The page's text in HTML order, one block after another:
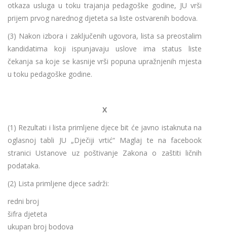
otkaza usluga u toku trajanja pedagoške godine, JU vrši
prijem prvog narednog djeteta sa liste ostvarenih bodova.
(3) Nakon izbora i zaključenih ugovora, lista sa preostalim
kandidatima koji ispunjavaju uslove ima status liste
čekanja sa koje se kasnije vrši popuna upražnjenih mjesta
u toku pedagoške godine.
X
(1) Rezultati i lista primljene djece bit će javno istaknuta na
oglasnoj tabli JU „Dječiji vrtić“ Maglaj te na facebook
stranici Ustanove uz poštivanje Zakona o zaštiti ličnih
podataka.
(2) Lista primljene djece sadrži:
redni broj
šifra djeteta
ukupan broj bodova